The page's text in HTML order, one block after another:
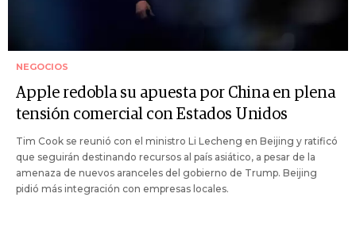
NEGOCIOS
Apple redobla su apuesta por China en plena
tensión comercial con Estados Unidos
Tim Cook se reunió con el ministro Li Lecheng en Beijing y ratificó
que seguirán destinando recursos al país asiático, a pesar de la
amenaza de nuevos aranceles del gobierno de Trump. Beijing
pidió más integración con empresas locales.